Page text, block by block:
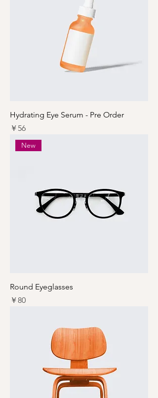
Hydrating Eye Serum - Pre Order
価格
￥56
New
Round Eyeglasses
価格
￥80